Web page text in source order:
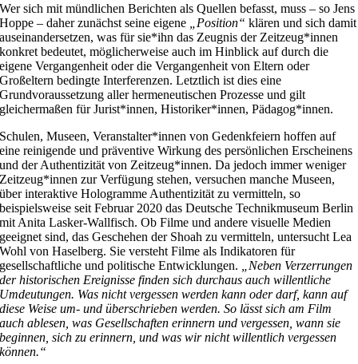
Wer sich mit mündlichen Berichten als Quellen befasst, muss – so Jens
Hoppe – daher zunächst seine eigene
„Position“ klären und sich damit
auseinandersetzen, was für sie*ihn das Zeugnis der Zeitzeug*innen
konkret bedeutet, möglicherweise auch im Hinblick auf durch die
eigene Vergangenheit oder die Vergangenheit von Eltern oder
Großeltern bedingte Interferenzen. Letztlich ist dies eine
Grundvoraussetzung aller hermeneutischen Prozesse und gilt
gleichermaßen für Jurist*innen, Historiker*innen, Pädagog*innen.
Schulen, Museen, Veranstalter*innen von Gedenkfeiern hoffen auf
eine reinigende und präventive Wirkung des persönlichen Erscheinens
und der Authentizität von Zeitzeug*innen. Da jedoch immer weniger
Zeitzeug*innen zur Verfügung stehen, versuchen manche Museen,
über interaktive Hologramme Authentizität zu vermitteln, so
beispielsweise seit Februar 2020 das Deutsche Technikmuseum Berlin
mit Anita Lasker-Wallfisch. Ob Filme und andere visuelle Medien
geeignet sind, das Geschehen der Shoah zu vermitteln, untersucht Lea
Wohl von Haselberg. Sie versteht Filme als Indikatoren für
gesellschaftliche und politische Entwicklungen.
„Neben Verzerrungen
der historischen Ereignisse finden sich durchaus auch willentliche
Umdeutungen. Was nicht vergessen werden kann oder darf, kann auf
diese Weise um- und überschrieben werden. So lässt sich am Film
auch ablesen, was Gesellschaften erinnern und vergessen, wann sie
beginnen, sich zu erinnern, und was wir nicht willentlich vergessen
können.“